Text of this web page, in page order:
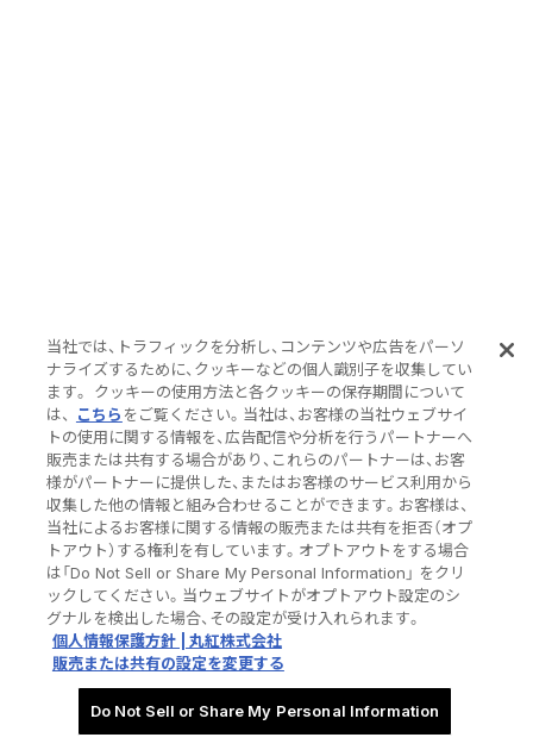
当社では、トラフィックを分析し、コンテンツや広告をパーソ
ナライズするために、クッキーなどの個人識別子を収集してい
ます。 クッキーの使用方法と各クッキーの保存期間について
は、
こちら をご覧ください。当社は、お客様の当社ウェブサイ
トの使用に関する情報を、広告配信や分析を行うパートナーへ
販売または共有する場合があり、これらのパートナーは、お客
様がパートナーに提供した、またはお客様のサービス利用から
収集した他の情報と組み合わせることができます。お客様は、
当社によるお客様に関する情報の販売または共有を拒否（オプ
トアウト）する権利を有しています。オプトアウトをする場合
は「Do Not Sell or Share My Personal Information」 をクリ
ックしてください。当ウェブサイトがオプトアウト設定のシ
グナルを検出した場合、その設定が受け入れられます。
個人情報保護方針 | 丸紅株式会社
販売または共有の設定を変更する
Do Not Sell or Share My Personal Information